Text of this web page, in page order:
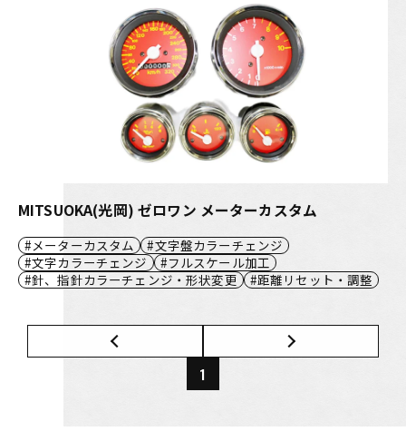
MITSUOKA(光岡) ゼロワン メーターカスタム
メーターカスタム
文字盤カラーチェンジ
文字カラーチェンジ
フルスケール加工
針、指針カラーチェンジ・形状変更
距離リセット・調整
1